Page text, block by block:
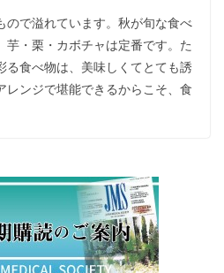
ので溢れています。秋が旬な食べ
芋・栗・カボチャは定番です。た
る食べ物は、美味しくてとても誘
レンジで堪能できるからこそ、食